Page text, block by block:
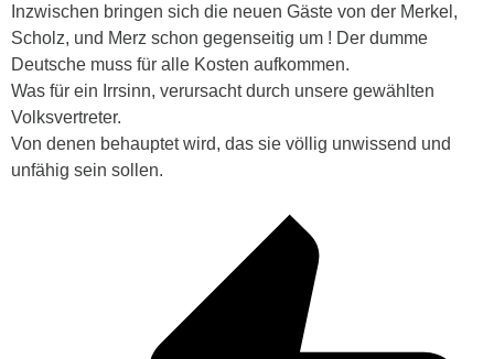
Inzwischen bringen sich die neuen Gäste von der Merkel,
Scholz, und Merz schon gegenseitig um ! Der dumme
Deutsche muss für alle Kosten aufkommen.
Was für ein Irrsinn, verursacht durch unsere gewählten
Volksvertreter.
Von denen behauptet wird, das sie völlig unwissend und
unfähig sein sollen.